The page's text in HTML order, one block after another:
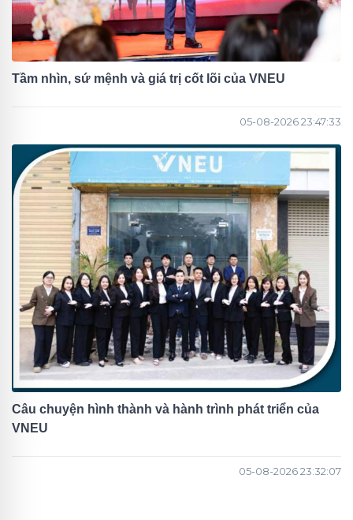
Tầm nhìn, sứ mệnh và giá trị cốt lõi của VNEU
05-08-2026 23:47:33
Câu chuyện hình thành và hành trình phát triển của
VNEU
05-08-2026 23:32:07